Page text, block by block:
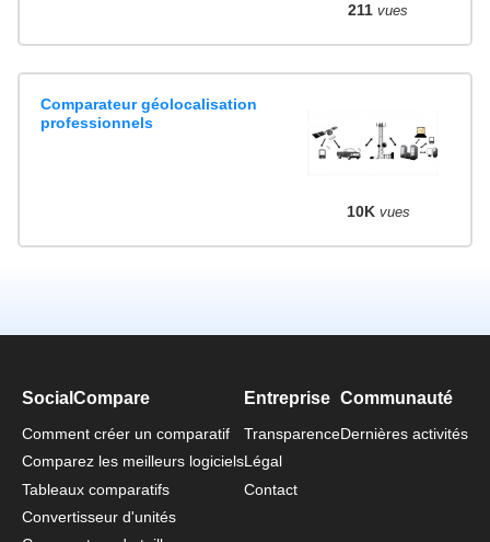
211vues
Comparateur géolocalisation
professionnels
10K vues
SocialCompare
Comment créer un comparatif
Comparez les meilleurs logiciels
Tableaux comparatifs
Convertisseur d'unités
Entreprise
Transparence
Légal
Contact
Communauté
Dernières activités